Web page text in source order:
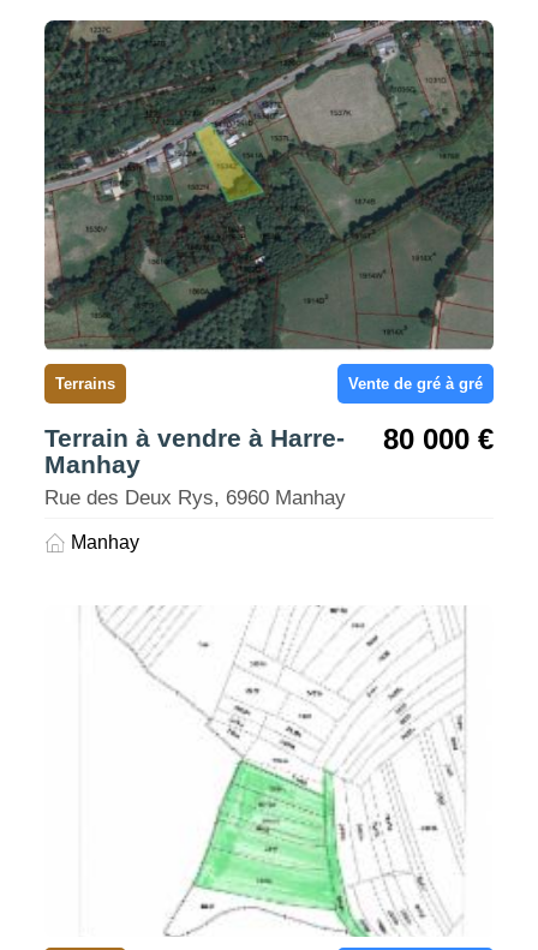
Terrains Vente de gré à gré
80 000 €
Terrain à vendre à Harre-
Manhay
Rue des Deux Rys, 6960 Manhay
Manhay